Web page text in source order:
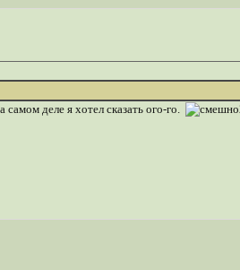
деле я хотел сказать ого-го.